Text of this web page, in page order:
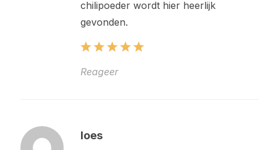
chilipoeder wordt hier heerlijk
gevonden.
Reageer
loes